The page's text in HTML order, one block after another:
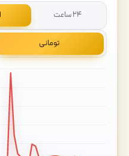
۲۴ ساعت ۱ ماه
تومانی